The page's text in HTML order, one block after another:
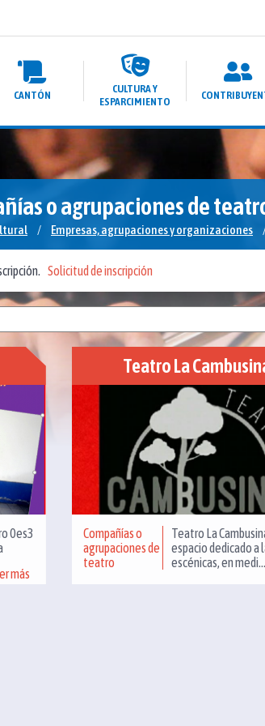
CANTÓN
CULTURA Y
ESPARCIMIENTO
o agrupaciones de
/ Empresas, agrupaciones y organizaciones
Solicitud de inscripción
0es3
más
Teatro La
Compañías o
agrupaciones de
teatro
Teatro La
espacio dedicado a
escénicas, en medi...